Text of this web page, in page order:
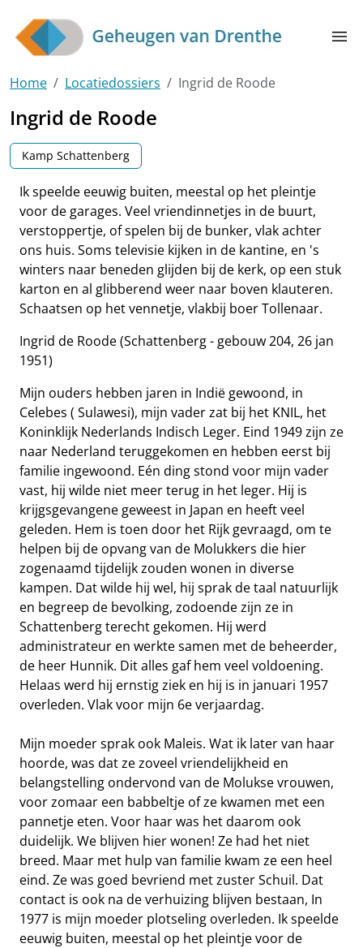
Skip to main content
menu
Home Locatiedossiers Ingrid de Roode
Ingrid de Roode
Kamp Schattenberg
Ik speelde eeuwig buiten, meestal op het pleintje
voor de garages. Veel vriendinnetjes in de buurt,
verstoppertje, of spelen bij de bunker, vlak achter
ons huis. Soms televisie kijken in de kantine, en 's
winters naar beneden glijden bij de kerk, op een stuk
karton en al glibberend weer naar boven klauteren.
Schaatsen op het vennetje, vlakbij boer Tollenaar.
Ingrid de Roode (Schattenberg - gebouw 204, 26 jan
1951)
Mijn ouders hebben jaren in Indië gewoond, in
Celebes ( Sulawesi), mijn vader zat bij het KNIL, het
Koninklijk Nederlands Indisch Leger. Eind 1949 zijn ze
naar Nederland teruggekomen en hebben eerst bij
familie ingewoond. Eén ding stond voor mijn vader
vast, hij wilde niet meer terug in het leger. Hij is
krijgsgevangene geweest in Japan en heeft veel
geleden. Hem is toen door het Rijk gevraagd, om te
helpen bij de opvang van de Molukkers die hier
zogenaamd tijdelijk zouden wonen in diverse
kampen. Dat wilde hij wel, hij sprak de taal natuurlijk
en begreep de bevolking, zodoende zijn ze in
Schattenberg terecht gekomen. Hij werd
administrateur en werkte samen met de beheerder,
de heer Hunnik. Dit alles gaf hem veel voldoening.
Helaas werd hij ernstig ziek en hij is in januari 1957
overleden. Vlak voor mijn 6e verjaardag.
Mijn moeder sprak ook Maleis. Wat ik later van haar
hoorde, was dat ze zoveel vriendelijkheid en
belangstelling ondervond van de Molukse vrouwen,
voor zomaar een babbeltje of ze kwamen met een
pannetje eten. Voor haar was het daarom ook
duidelijk. We blijven hier wonen! Ze had het niet
breed. Maar met hulp van familie kwam ze een heel
eind. Ze was goed bevriend met zuster Schuil. Dat
contact is ook na de verhuizing blijven bestaan, In
1977 is mijn moeder plotseling overleden. Ik speelde
eeuwig buiten, meestal op het pleintje voor de